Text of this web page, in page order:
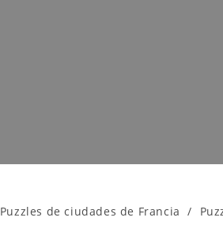
Puzzles de ciudades de Francia /